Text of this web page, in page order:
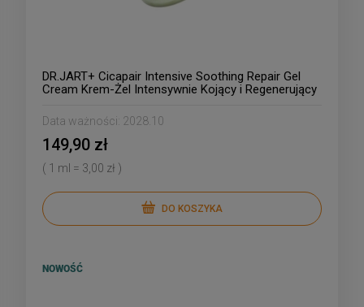
DR.JART+ Cicapair Intensive Soothing Repair Gel
Cream Krem-Żel Intensywnie Kojący i Regenerujący
Data ważności: 2028.10
149,90 zł
( 1 ml = 3,00 zł )
DO KOSZYKA
NOWOŚĆ